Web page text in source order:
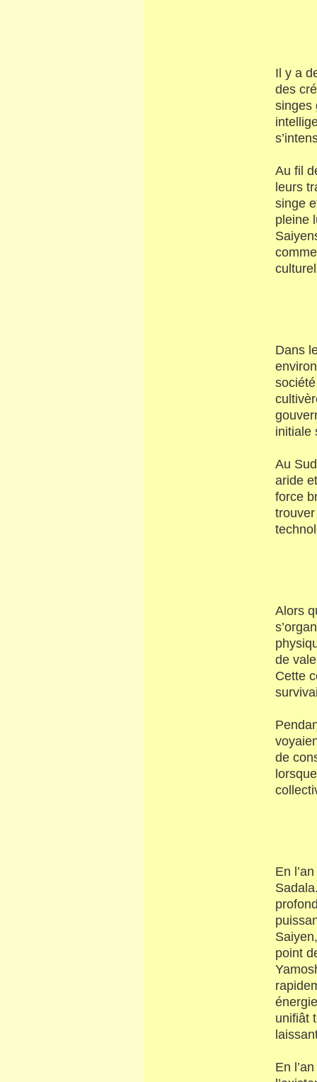
Il y a
des
singes
Au fil
leurs
singe
pleine
Dans
initiale
Au
aride
force
Alors
de
Cette
de
En
point
unifiât
En